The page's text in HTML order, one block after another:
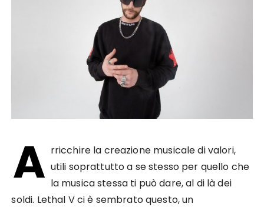
A rricchire la creazione musicale di valori,
utili soprattutto a se stesso per quello che
la musica stessa ti può dare, al di là dei
soldi. Lethal V ci è sembrato questo, un